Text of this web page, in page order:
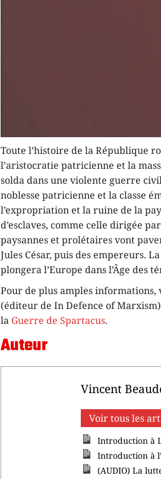
Toute l’histoire de la République
l’aristocratie patricienne et la
solda dans une violente guerre
noblesse patricienne et la classe
l’expropriation et la ruine de la
d’esclaves, comme celle dirigée
paysannes et prolétaires vont
Jules César, puis des empereurs.
plongera l’Europe dans l’Âge des
Pour de plus amples
(éditeur de In Defence of
la Guerre de Spartacus.
Auteur
Vincent
Voir tous les
Introduction à
Introduction à
(AUDIO) La